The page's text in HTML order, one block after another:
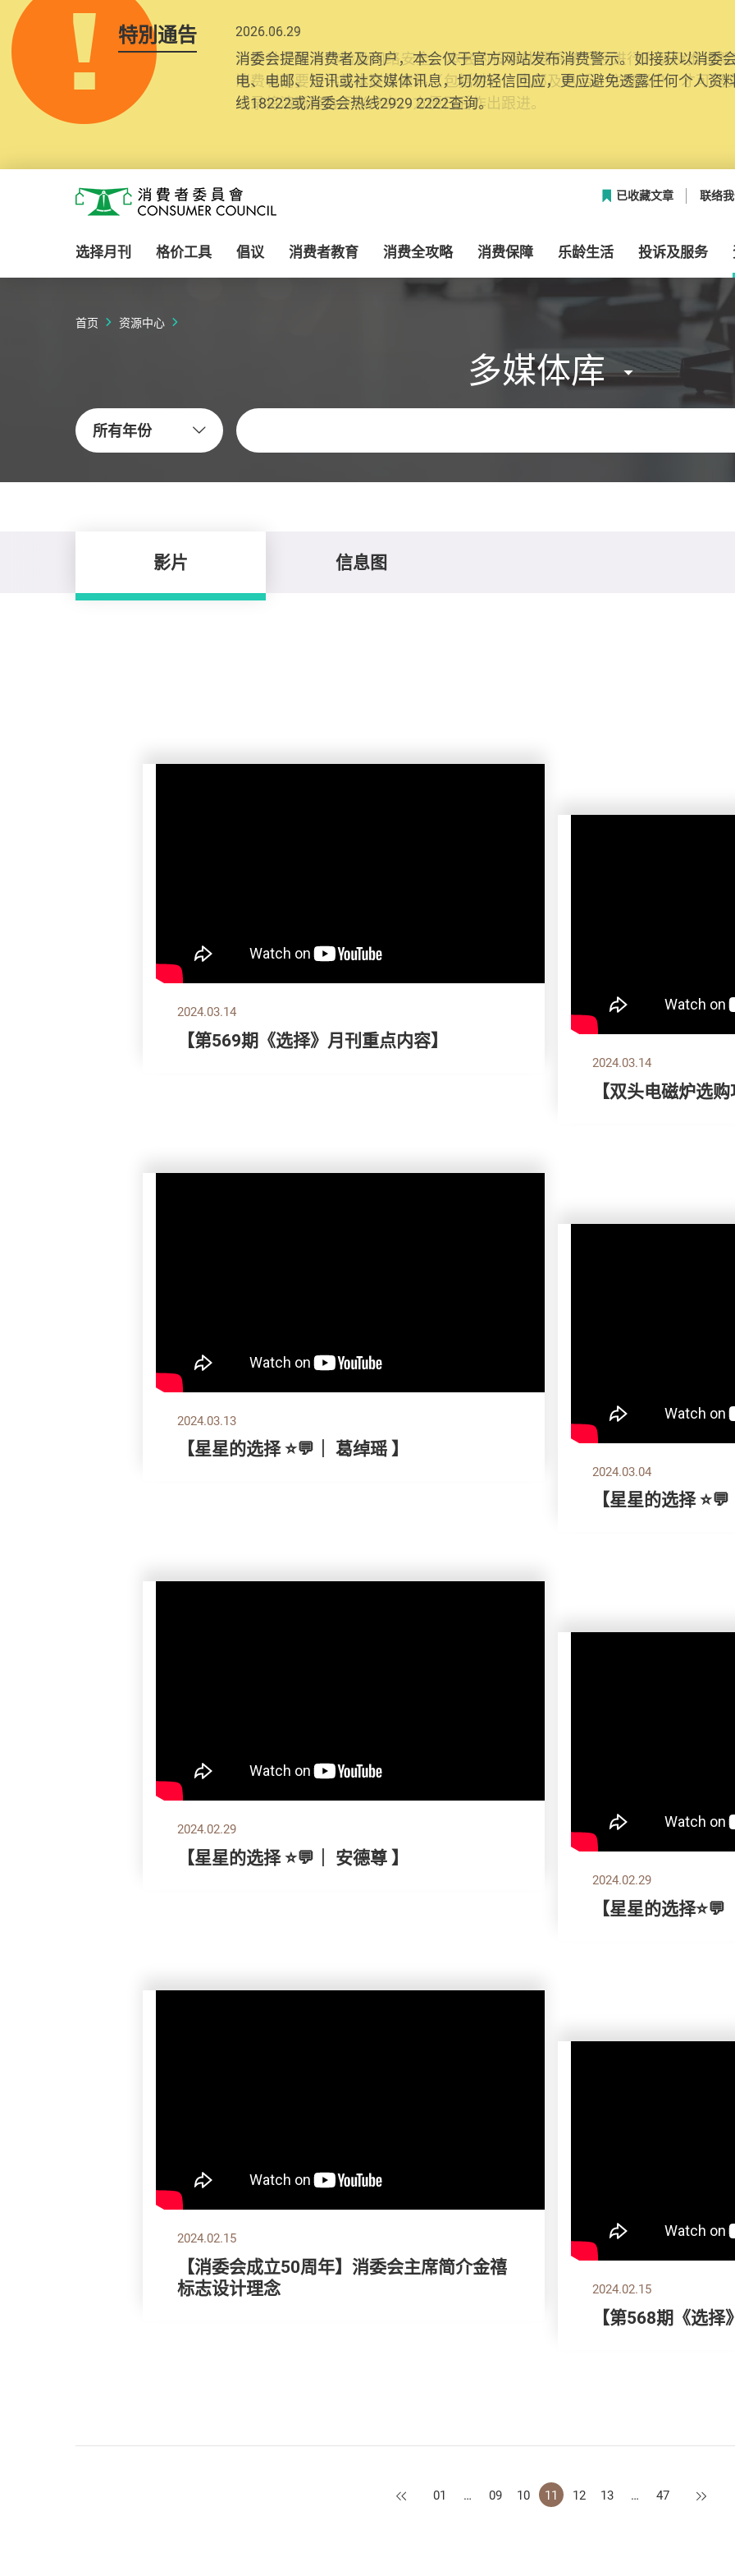
特別通告 2025.10.31
为提升使用者体验及网络安全，本会的投诉处理系统已经进行升级及推出
消费者需要提供基本联络资料（包括姓名、电邮及电话）注册帐户，才可提
纪录将清晰整合于帐户中，方便日后作出跟进。
消费者委员会
已收藏文章 联络
选择月刊 格价工具 倡议 消费者教育 消费全攻略 消费保障 乐龄生活 投诉及服务
首页 资源中心
多媒体库
所有年份
关键字
影片 信息图
2024.03.14
【第569期《选择》月刊重点内容】
2024.03.14
【双头电磁炉选
2024.03.13
【星星的选择 ⭐💬｜ 葛绰瑶 】
2024.03.04
【星星的选择
2024.02.29
【星星的选择 ⭐💬｜ 安德尊 】
2024.02.29
【星星的选择
2024.02.15
【消委会成立50周年】消委会主席简介金禧
标志设计理念
2024.02.15
【第568期《选
上一页
01 … 09 10 11 12 13 … 47 下一页